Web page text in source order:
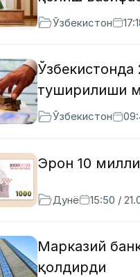
Ўзбекистон
Ўзбекистонда
туширилиши
Ўзбекистон
Эрон 10
Дунё 15:50 /
Марказий
қолдирди